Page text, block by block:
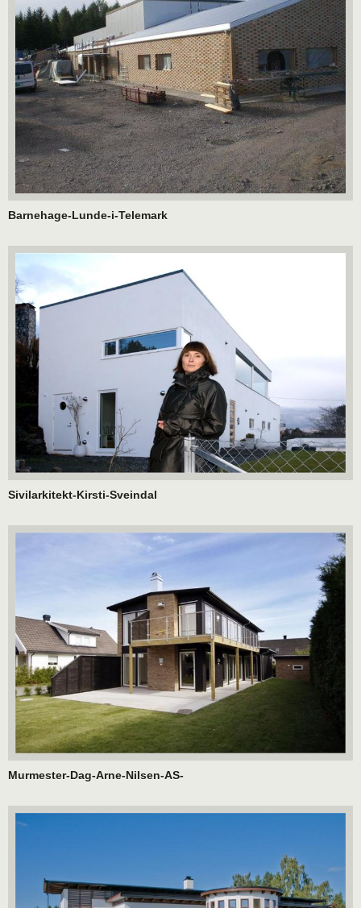
Barnehage-Lunde-i-Telemark
Sivilarkitekt-Kirsti-Sveindal
Murmester-Dag-Arne-Nilsen-AS-